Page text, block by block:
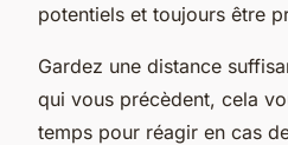
potentiels et toujours être
Gardez une distance
qui vous précèdent, cela
temps pour réagir en cas